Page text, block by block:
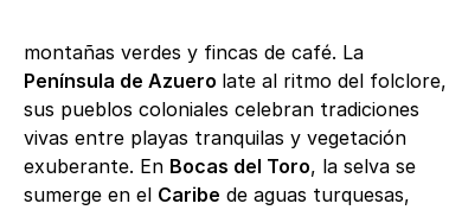
montañas verdes y fincas de café. La
Península de Azuero late al ritmo del folclore,
sus pueblos coloniales celebran tradiciones
vivas entre playas tranquilas y vegetación
exuberante. En Bocas del Toro, la selva se
sumerge en el Caribe de aguas turquesas,